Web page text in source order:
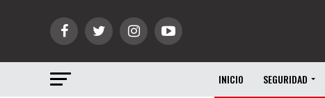
INICIO SEGURIDAD